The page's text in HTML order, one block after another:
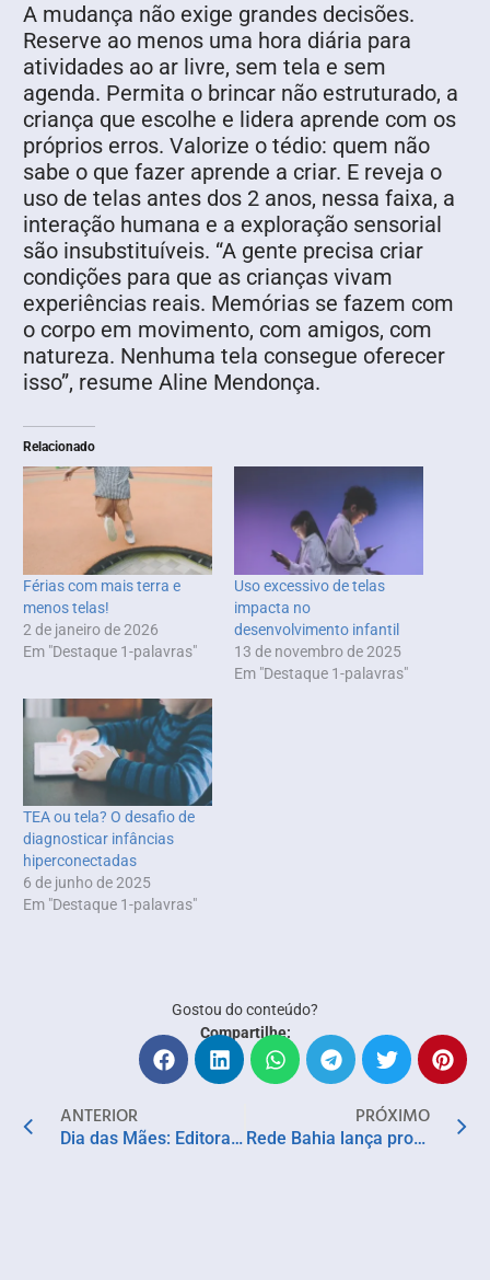
A mudança não exige grandes decisões.
Reserve ao menos uma hora diária para
atividades ao ar livre, sem tela e sem
agenda. Permita o brincar não estruturado, a
criança que escolhe e lidera aprende com os
próprios erros. Valorize o tédio: quem não
sabe o que fazer aprende a criar. E reveja o
uso de telas antes dos 2 anos, nessa faixa, a
interação humana e a exploração sensorial
são insubstituíveis. “A gente precisa criar
condições para que as crianças vivam
experiências reais. Memórias se fazem com
o corpo em movimento, com amigos, com
natureza. Nenhuma tela consegue oferecer
isso”, resume Aline Mendonça.
Relacionado
Férias com mais terra e
menos telas!
2 de janeiro de 2026
Em "Destaque 1-palavras"
Uso excessivo de telas
impacta no
desenvolvimento infantil
13 de novembro de 2025
Em "Destaque 1-palavras"
TEA ou tela? O desafio de
diagnosticar infâncias
hiperconectadas
6 de junho de 2025
Em "Destaque 1-palavras"
Gostou do conteúdo?
Compartilhe:
ANTERIOR
Dia das Mães: Editora sugere livros para presentear com afeto, sensibilidade e boas histórias
PRÓXIMO
Rede Bahia lança programação especial de São João e reforça conexão com a cultura e a economia baiana